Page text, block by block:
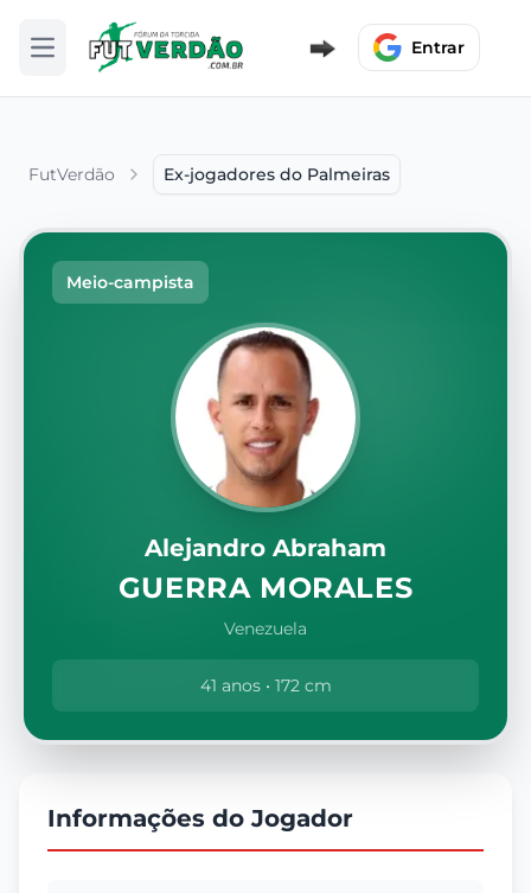
Abrir menu Entrar
FutVerdão Ex-jogadores do Palmeiras
Meio-campista
Alejandro Abraham
GUERRA MORALES
Venezuela
41 anos • 172 cm
Informações do Jogador